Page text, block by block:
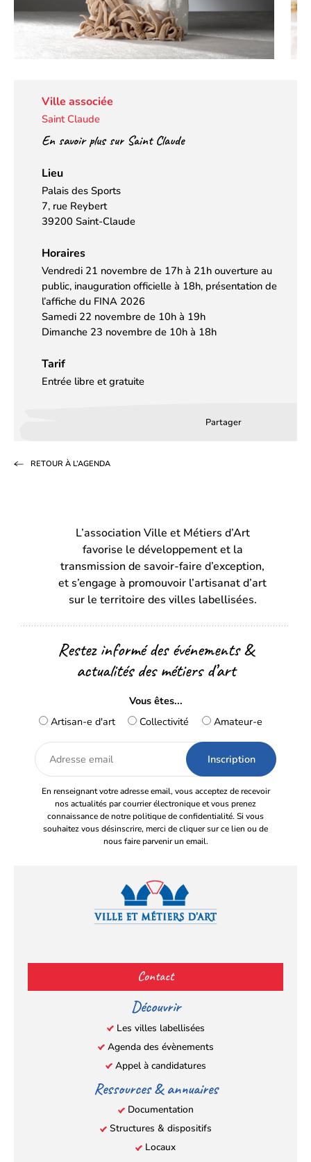
Ville associée
Saint Claude
En savoir plus sur Saint Claude
Lieu
Palais des Sports
7, rue Reybert
39200 Saint-Claude
Horaires
Vendredi 21 novembre de 17h à 21h ouverture au
public, inauguration officielle à 18h, présentation de
l’affiche du FINA 2026
Samedi 22 novembre de 10h à 19h
Dimanche 23 novembre de 10h à 18h
Tarif
Entrée libre et gratuite
Partager
un
onglet)onglet)
RETOUR À L’AGENDA
L’association Ville et Métiers d’Art
favorise le développement et la
transmission de savoir-faire d’exception,
et s’engage à promouvoir l’artisanat d’art
sur le territoire des villes labellisées.
Restez informé des événements &
actualités des métiers d’art
Vous êtes...
Artisan-e d'art
Collectivité Amateur-e
Adresse
email
En renseignant votre adresse email, vous acceptez de recevoir
nos actualités par courrier électronique et vous prenez
connaissance de notre politique de confidentialité. Si vous
souhaitez vous désinscrire, merci de cliquer sur ce lien ou de
nous faire parvenir un email.
(s’ouvre
dans
un
nouvel
onglet)
(s’ouvre
dans
un
nouvel
onglet)
(s’ouvre
dans
un
nouvel
onglet)
(s’ouvre
un
nouvel
onglet)
Contact
Découvrir
Les villes labellisées
Agenda des évènements
Appel à candidatures
Ressources & annuaires
Documentation
Structures & dispositifs
Locaux